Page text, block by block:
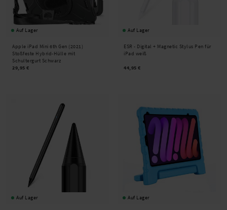
Auf Lager
Apple iPad Mini 6th Gen (2021)
Stoßfeste Hybrid-Hülle mit
Schultergurt Schwarz
29,95 €
Auf Lager
ESR - Digital + Magnetic Stylus Pen für
iPad weiß
44,95 €
Auf Lager Auf Lager